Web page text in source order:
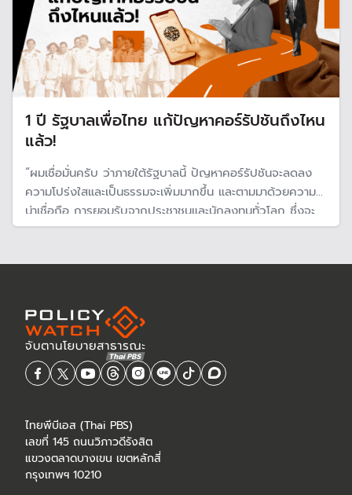
1 ปี รัฐบาลเพื่อไทย แก้ปัญหาคอร์รัปชันถึงไหน
แล้ว!
“ผมเชื่อมั่นครับ ว่าภายใต้รัฐบาลนี้ ปัญหาคอร์รัปชันจะลดลง
ความโปร่งใสและเป็นธรรมจะเพิ่มมากขึ้น และตามมาด้วยความ
น่าเชื่อถือ การยอมรับจากประชาชนและนักลงทุนทั่วโลก ซึ่งจะ
ส่งผลกระทบในทางที่ดีต่อเศรษฐกิจ และความเป็นอยู่ของพี่น้อง
ไทยพีบีเอส (Thai PBS)
เลขที่ 145 ถนนวิภาวดีรังสิต
แขวงตลาดบางเขน เขตหลักสี่
กรุงเทพฯ 10210